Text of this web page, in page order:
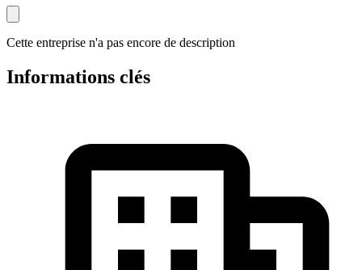
Cette entreprise n'a pas encore de description
Informations clés